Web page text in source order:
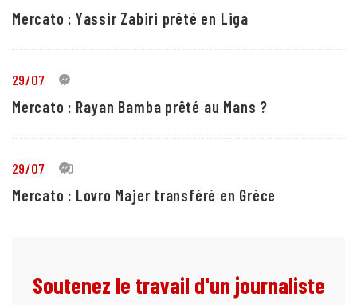
Mercato : Yassir Zabiri prêté en Liga
29/07 1
Mercato : Rayan Bamba prêté au Mans ?
29/07 10
Mercato : Lovro Majer transféré en Grèce
Soutenez le travail d'un journaliste